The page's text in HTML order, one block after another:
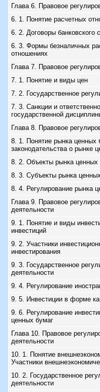
Глава 6. Правовое
6. 1. Понятие расчетных
6. 2. Договоры банковского
6. 3. Формы безналичных
отношениях
Глава 7. Правовое
7. 1. Понятие и виды цен
7. 2. Государственное
7. 3. Санкции и
государственной
Глава 8. Правовое
8. 1. Понятие рынка ценных
законодательства о рынке
8. 2. Объекты рынка ценных
8. 3. Субъекты рынка
8. 4. Регулирование рынка
Глава 9. Правовое
деятельности
9. 1. Понятие и виды
инвестиций
9. 2. Участники
инвестирования
9. 3. Государственное
деятельности
9. 4. Регулирование
9. 5. Инвестиции в форме
9. 6. Регулирование
ценных бумаг
Глава 10. Правовое
деятельности
10. 1. Понятие
Участники
10. 2. Государственное
деятельности